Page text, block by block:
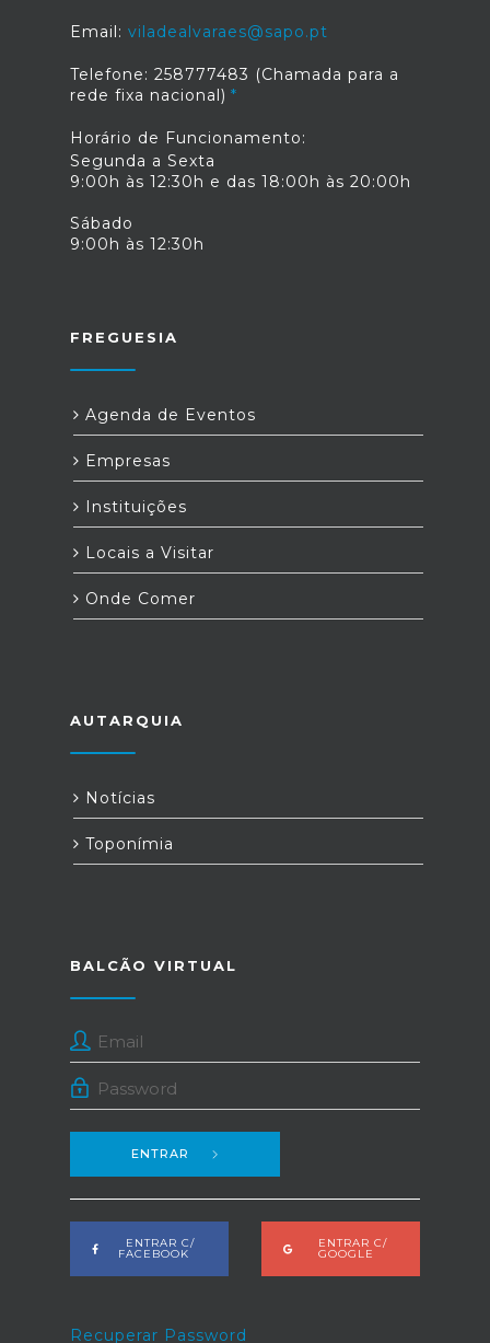
Email: viladealvaraes@sapo.pt
Telefone: 258777483 (Chamada para a
rede fixa nacional)
Horário de Funcionamento:
Segunda a Sexta
9:00h às 12:30h e das 18:00h às 20:00h
Sábado
9:00h às 12:30h
FREGUESIA
Agenda de Eventos
Empresas
Instituições
Locais a Visitar
Onde Comer
AUTARQUIA
Notícias
Toponímia
BALCÃO VIRTUAL
ENTRAR
ENTRAR C/
FACEBOOK
ENTRAR C/
GOOGLE
Recuperar Password